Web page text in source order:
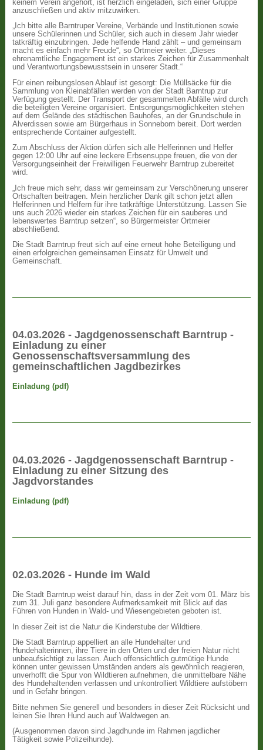
keinem Verein angehört, ist herzlich eingeladen, sich einer Gruppe
anzuschließen und aktiv mitzuwirken.
„Ich bitte alle Barntruper Vereine, Verbände und Institutionen sowie
unsere Schülerinnen und Schüler, sich auch in diesem Jahr wieder
tatkräftig einzubringen. Jede helfende Hand zählt – und gemeinsam
macht es einfach mehr Freude“, so Ortmeier weiter. „Dieses
ehrenamtliche Engagement ist ein starkes Zeichen für Zusammenhalt
und Verantwortungsbewusstsein in unserer Stadt.“
Für einen reibungslosen Ablauf ist gesorgt: Die Müllsäcke für die
Sammlung von Kleinabfällen werden von der Stadt Barntrup zur
Verfügung gestellt. Der Transport der gesammelten Abfälle wird durch
die beteiligten Vereine organisiert. Entsorgungsmöglichkeiten stehen
auf dem Gelände des städtischen Bauhofes, an der Grundschule in
Alverdissen sowie am Bürgerhaus in Sonneborn bereit. Dort werden
entsprechende Container aufgestellt.
Zum Abschluss der Aktion dürfen sich alle Helferinnen und Helfer
gegen 12:00 Uhr auf eine leckere Erbsensuppe freuen, die von der
Versorgungseinheit der Freiwilligen Feuerwehr Barntrup zubereitet
wird.
„Ich freue mich sehr, dass wir gemeinsam zur Verschönerung unserer
Ortschaften beitragen. Mein herzlicher Dank gilt schon jetzt allen
Helferinnen und Helfern für ihre tatkräftige Unterstützung. Lassen Sie
uns auch 2026 wieder ein starkes Zeichen für ein sauberes und
lebenswertes Barntrup setzen“, so Bürgermeister Ortmeier
abschließend.
Die Stadt Barntrup freut sich auf eine erneut hohe Beteiligung und
einen erfolgreichen gemeinsamen Einsatz für Umwelt und
Gemeinschaft.
04.03.2026 - Jagdgenossenschaft Barntrup -
Einladung zu einer
Genossenschaftsversammlung des
gemeinschaftlichen Jagdbezirkes
Einladung (pdf)
04.03.2026 - Jagdgenossenschaft Barntrup -
Einladung zu einer Sitzung des
Jagdvorstandes
Einladung (pdf)
02.03.2026 - Hunde im Wald
Die Stadt Barntrup weist darauf hin, dass in der Zeit vom 01. März bis
zum 31. Juli ganz besondere Aufmerksamkeit mit Blick auf das
Führen von Hunden in Wald- und Wiesengebieten geboten ist.
In dieser Zeit ist die Natur die Kinderstube der Wildtiere.
Die Stadt Barntrup appelliert an alle Hundehalter und
Hundehalterinnen, ihre Tiere in den Orten und der freien Natur nicht
unbeaufsichtigt zu lassen. Auch offensichtlich gutmütige Hunde
können unter gewissen Umständen anders als gewöhnlich reagieren,
unverhofft die Spur von Wildtieren aufnehmen, die unmittelbare Nähe
des Hundehaltenden verlassen und unkontrolliert Wildtiere aufstöbern
und in Gefahr bringen.
Bitte nehmen Sie generell und besonders in dieser Zeit Rücksicht und
leinen Sie Ihren Hund auch auf Waldwegen an.
(Ausgenommen davon sind Jagdhunde im Rahmen jagdlicher
Tätigkeit sowie Polizeihunde).